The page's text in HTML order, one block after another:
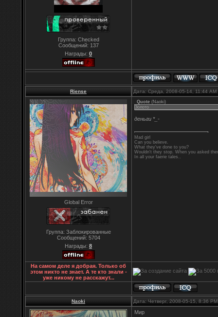
Группа: Checked
Сообщений: 137
Награды: 0
Riense Дата: Среда, 2008-05-14, 11:44
Global Error
Группа: Заблокированные
Сообщений: 5704
Награды: 8
Quote (Naoki)
Золото
деньги *_-
Mad girl
Can you believe.
What they've done to you?
Wouldn't they stop. When you asked
In all your faerie tales..
На самом деле я добрая. Только об
этом никто не знает. А те кто знали -
уже никому не расскажут...
Naoki Дата: Четверг, 2008-05-15, 8:36
Мир